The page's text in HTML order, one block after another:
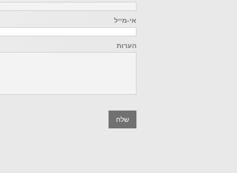
אי-מייל
הערות